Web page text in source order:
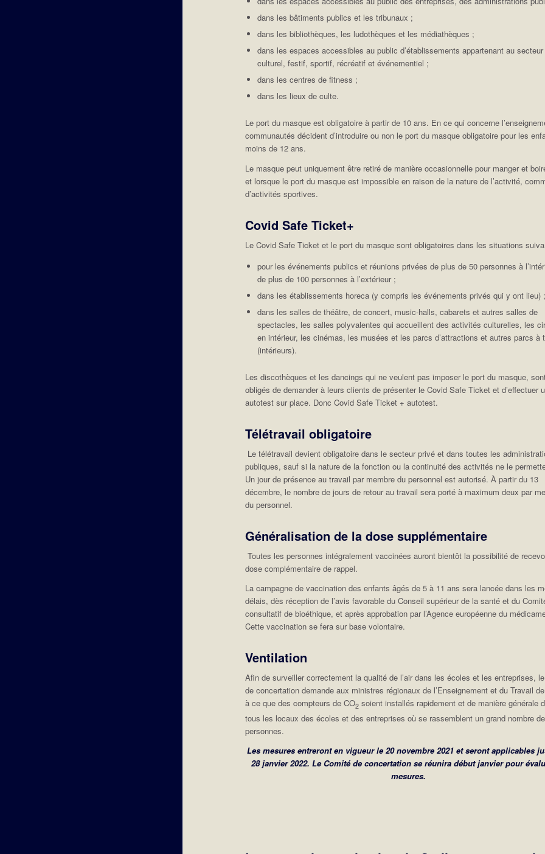
dans les bâtiments publics et les tribunaux ;
dans les bibliothèques, les ludothèques et les médiathèques ;
dans les espaces accessibles au public d’établissements appartenant au secteur
culturel, festif, sportif, récréatif et événementiel ;
dans les centres de fitness ;
dans les lieux de culte.
Le port du masque est obligatoire à partir de 10 ans. En ce qui concerne
communautés décident d’introduire ou non le port du masque obligatoire pour les
moins de 12 ans.
Le masque peut uniquement être retiré de manière occasionnelle pour manger et
et lorsque le port du masque est impossible en raison de la nature de l’activité,
d’activités sportives.
Covid Safe Ticket+
Le Covid Safe Ticket et le port du masque sont obligatoires dans les situations
pour les événements publics et réunions privées de plus de 50 personnes à
de plus de 100 personnes à l’extérieur ;
dans les établissements horeca (y compris les événements privés qui y ont lieu) ;
dans les salles de théâtre, de concert, music-halls, cabarets et autres salles de
spectacles, les salles polyvalentes qui accueillent des activités culturelles, les
en intérieur, les cinémas, les musées et les parcs d’attractions et autres parcs à
(intérieurs).
Les discothèques et les dancings qui ne veulent pas imposer le port du masque,
obligés de demander à leurs clients de présenter le Covid Safe Ticket et d’effectuer
autotest sur place. Donc Covid Safe Ticket + autotest.
Télétravail obligatoire
Le télétravail devient obligatoire dans le secteur privé et dans toutes les
publiques, sauf si la nature de la fonction ou la continuité des activités ne le
Un jour de présence au travail par membre du personnel est autorisé. À partir du 13
décembre, le nombre de jours de retour au travail sera porté à maximum deux par
du personnel.
Généralisation de la dose supplémentaire
Toutes les personnes intégralement vaccinées auront bientôt la possibilité de
dose complémentaire de rappel.
La campagne de vaccination des enfants âgés de 5 à 11 ans sera lancée dans les
délais, dès réception de l’avis favorable du Conseil supérieur de la santé et du
consultatif de bioéthique, et après approbation par l’Agence européenne du
Cette vaccination se fera sur base volontaire.
Ventilation
Afin de surveiller correctement la qualité de l’air dans les écoles et les entreprises,
de concertation demande aux ministres régionaux de l’Enseignement et du Travail
à ce que des compteurs de CO2 soient installés rapidement et de manière générale
tous les locaux des écoles et des entreprises où se rassemblent un grand nombre de
personnes.
Les mesures entreront en vigueur le 20 novembre 2021 et seront applicables
28 janvier 2022. Le Comité de concertation se réunira début janvier pour
mesures.